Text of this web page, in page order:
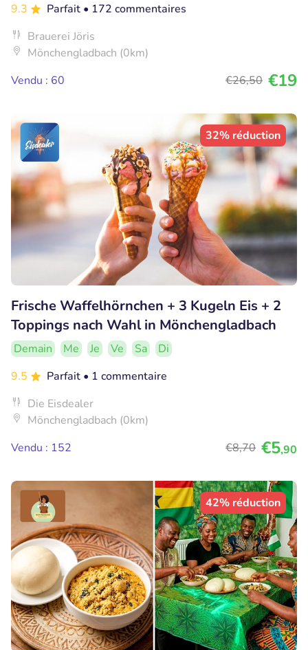
9.3
Parfait • 172 commentaires
Brauerei Jöris
Mönchengladbach (0km)
Vendu : 60
€26,50 €19
32% réduction
Frische Waffelhörnchen + 3 Kugeln Eis + 2
Toppings nach Wahl in Mönchengladbach
Demain Me Je Ve Sa
Di
9.5
Parfait • 1 commentaire
Die Eisdealer
Mönchengladbach (0km)
Vendu : 152
€8,70 €5,90
42% réduction